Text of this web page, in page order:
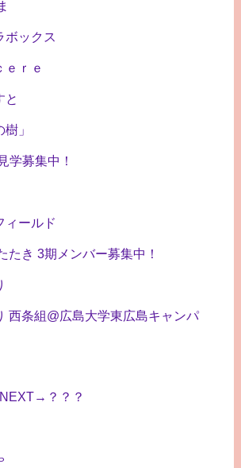
ボックス
ｅｒｅ
と
」
学募集中！
ィールド
たき 3期メンバー募集中！
西条組@広島大学東広島キャンパ
？？？